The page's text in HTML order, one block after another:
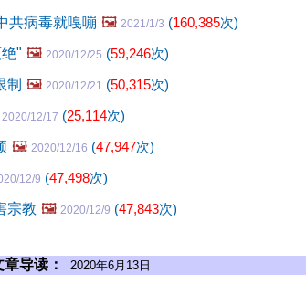
共病毒就嘎嘣 🖼️ 2021/1/3 (160,385次)
" 🖼️ 2020/12/25 (59,246次)
制 🖼️ 2020/12/21 (50,315次)
2020/12/17 (25,114次)
🖼️ 2020/12/16 (47,947次)
12/9 (47,498次)
宗教 🖼️ 2020/12/9 (47,843次)
导读： 2020年6月13日